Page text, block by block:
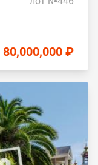
80,000,000 ₽